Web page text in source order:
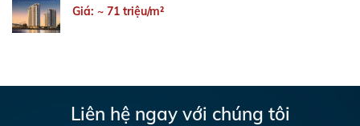
Giá: ~ 71 triệu/m²
Liên hệ ngay với chúng tôi